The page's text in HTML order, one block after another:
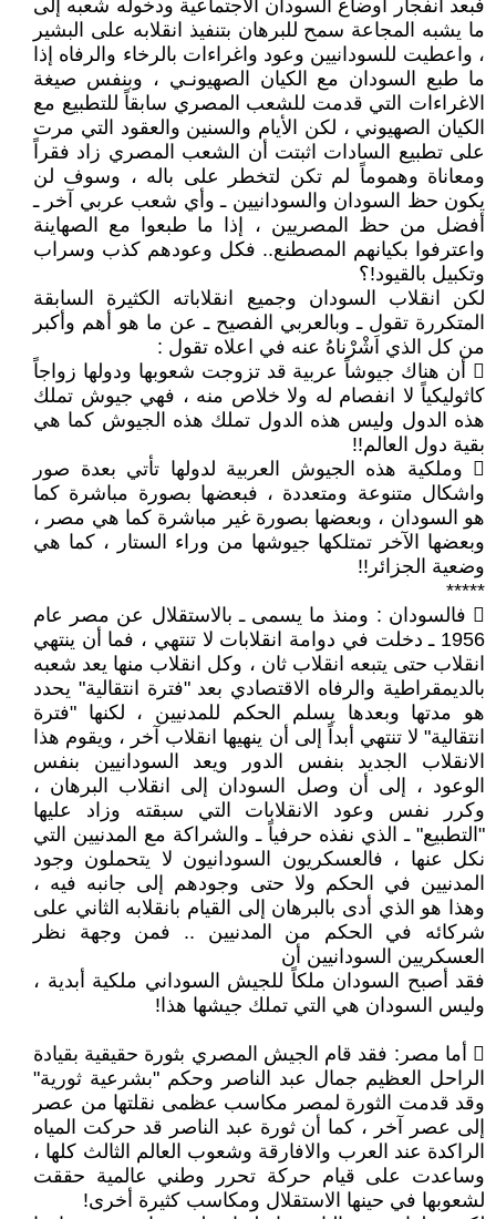
فبعد انفجار أوضاع السودان الاجتماعية ودخوله شعبه إلى
ما يشبه المجاعة سمح للبرهان بتنفيذ انقلابه على البشير
، واعطيت للسودانيين وعود واغراءات بالرخاء والرفاه إذا
ما طبع السودان مع الكيان الصهيونـي ، وبنفس صيغة
الاغراءات التي قدمت للشعب المصري سابقاً للتطبيع مع
الكيان الصهيوني ، لكن الأيام والسنين والعقود التي مرت
على تطبيع السادات اثبتت أن الشعب المصري زاد فقراً
ومعاناة وهموماً لم تكن لتخطر على باله ، وسوف لن
يكون حظ السودان والسودانيين ـ وأي شعب عربي آخر ـ
أفضل من حظ المصريين ، إذا ما طبعوا مع الصهاينة
واعترفوا بكيانهم المصطنع.. فكل وعودهم كذب وسراب
وتكبيل بالقيود!؟
لكن انقلاب السودان وجميع انقلاباته الكثيرة السابقة
المتكررة تقول ـ وبالعربي الفصيح ـ عن ما هو أهم وأكبر
من كل الذي اَشْرْناهُ عنه في اعلاه تقول :
 أن هناك جيوشاً عربية قد تزوجت شعوبها ودولها زواجاً
كاثوليكياً لا انفصام له ولا خلاص منه ، فهي جيوش تملك
هذه الدول وليس هذه الدول تملك هذه الجيوش كما هي
بقية دول العالم!!
 وملكية هذه الجيوش العربية لدولها تأتي بعدة صور
واشكال متنوعة ومتعددة ، فبعضها بصورة مباشرة كما
هو السودان ، وبعضها بصورة غير مباشرة كما هي مصر ،
وبعضها الآخر تمتلكها جيوشها من وراء الستار ، كما هي
وضعية الجزائر!!
*****
 فالسودان : ومنذ ما يسمى ـ بالاستقلال عن مصر عام
1956 ـ دخلت في دوامة انقلابات لا تنتهي ، فما أن ينتهي
انقلاب حتى يتبعه انقلاب ثان ، وكل انقلاب منها يعد شعبه
بالديمقراطية والرفاه الاقتصادي بعد "فترة انتقالية" يحدد
هو مدتها وبعدها يسلم الحكم للمدنيين ، لكنها "فترة
انتقالية" لا تنتهي أبداً إلى أن ينهيها انقلاب آخر ، ويقوم هذا
الانقلاب الجديد بنفس الدور ويعد السودانيين بنفس
الوعود ، إلى أن وصل السودان إلى انقلاب البرهان ،
وكرر نفس وعود الانقلابات التي سبقته وزاد عليها
"التطبيع" ـ الذي نفذه حرفياً ـ والشراكة مع المدنيين التي
نكل عنها ، فالعسكريون السودانيون لا يتحملون وجود
المدنيين في الحكم ولا حتى وجودهم إلى جانبه فيه ،
وهذا هو الذي أدى بالبرهان إلى القيام بانقلابه الثاني على
شركائه في الحكم من المدنيين .. فمن وجهة نظر
العسكريين السودانيين أن
فقد أصبح السودان ملكاً للجيش السوداني ملكية أبدية ،
وليس السودان هي التي تملك جيشها هذا!
 أما مصر: فقد قام الجيش المصري بثورة حقيقية بقيادة
الراحل العظيم جمال عبد الناصر وحكم "بشرعية ثورية"
وقد قدمت الثورة لمصر مكاسب عظمى نقلتها من عصر
إلى عصر آخر ، كما أن ثورة عبد الناصر قد حركت المياه
الراكدة عند العرب والافارقة وشعوب العالم الثالث كلها ،
وساعدت على قيام حركة تحرر وطني عالمية حققت
لشعوبها في حينها الاستقلال ومكاسب كثيرة أخرى!